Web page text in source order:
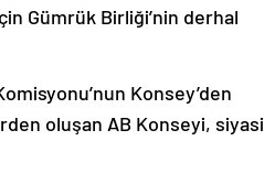
Gümrük Birliği’nin derhal
Konsey’den
oluşan AB Konseyi, siyasi